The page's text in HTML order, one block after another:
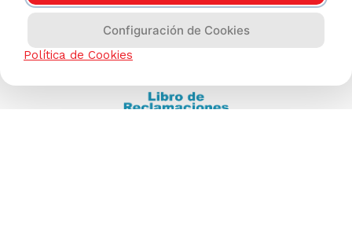
CONTÁCTANOS
Configuración de Cookies
Política de Cookies